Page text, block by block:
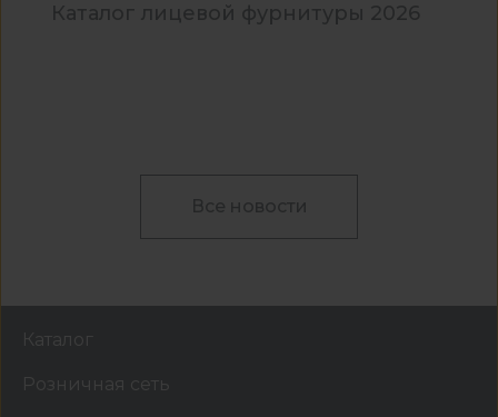
Каталог лицевой фурнитуры 2026
Все новости
Каталог
Розничная сеть